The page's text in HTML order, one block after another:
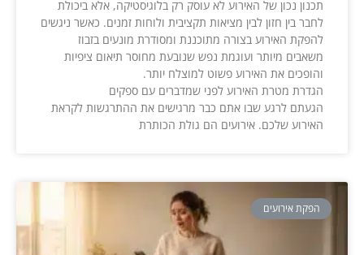
תכנון נכון של האירוע לא עוסק רק בלוגיסטיקה, אלא ביכולת
לחבר בין חזון לבין מציאות תקציבית ולוחות זמנים. כאשר ניגשים
להפקת האירוע בצורה מתוכננת ומסודרת מונעים בזבוז
משאבים מיותר ועוגמת נפש שנובעת מחוסר תיאום ציפיות
והופכים את האירוע פשוט למוצלח יותר.
הגדרת מטרת האירוע לפני שמדברים עם ספקים
הגעתם לרגע שבו אתם כבר מרגישים את ההתרגשות לקראת
האירוע שלכם. אירועים הם גולת הכותרת
הפקת אירועים